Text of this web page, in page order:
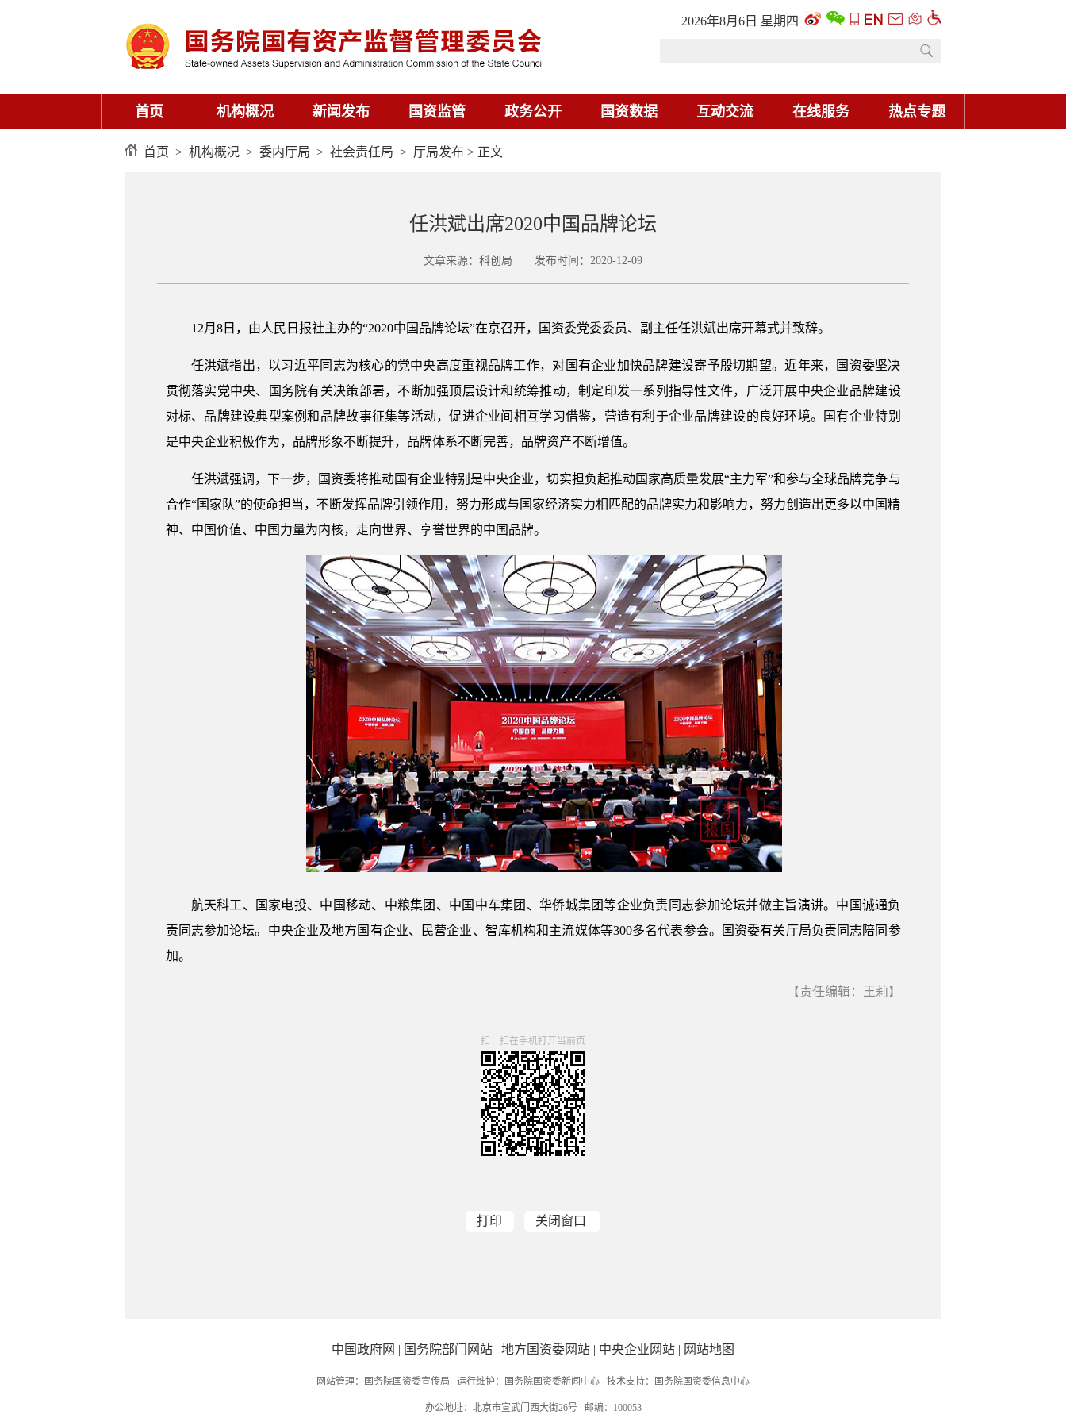
2026年8月6日 星期四
首页 机构概况 新闻发布 国资监管 政务公开 国资数据 互动交流 在线服务 热点专题
首页 > 机构概况 > 委内厅局 > 社会责任局 > 厅局发布 > 正文
任洪斌出席2020中国品牌论坛
文章来源：科创局 发布时间：2020-12-09
12月8日，由人民日报社主办的“2020中国品牌论坛”在京召开，国资委党委委员、副主任任洪斌出席开幕式并致辞。
任洪斌指出，以习近平同志为核心的党中央高度重视品牌工作，对国有企业加快品牌建设寄予殷切期望。近年来，国资委坚决
贯彻落实党中央、国务院有关决策部署，不断加强顶层设计和统筹推动，制定印发一系列指导性文件，广泛开展中央企业品牌建设
对标、品牌建设典型案例和品牌故事征集等活动，促进企业间相互学习借鉴，营造有利于企业品牌建设的良好环境。国有企业特别
是中央企业积极作为，品牌形象不断提升，品牌体系不断完善，品牌资产不断增值。
任洪斌强调，下一步，国资委将推动国有企业特别是中央企业，切实担负起推动国家高质量发展“主力军”和参与全球品牌竞争与
合作“国家队”的使命担当，不断发挥品牌引领作用，努力形成与国家经济实力相匹配的品牌实力和影响力，努力创造出更多以中国精
神、中国价值、中国力量为内核，走向世界、享誉世界的中国品牌。
航天科工、国家电投、中国移动、中粮集团、中国中车集团、华侨城集团等企业负责同志参加论坛并做主旨演讲。中国诚通负
责同志参加论坛。中央企业及地方国有企业、民营企业、智库机构和主流媒体等300多名代表参会。国资委有关厅局负责同志陪同参
加。
【责任编辑：王莉】
扫一扫在手机打开当前页
打印 关闭窗口